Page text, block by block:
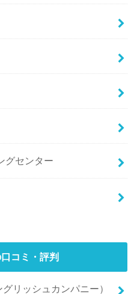
グセンター
コミ・評判
リッシュカンパニー）